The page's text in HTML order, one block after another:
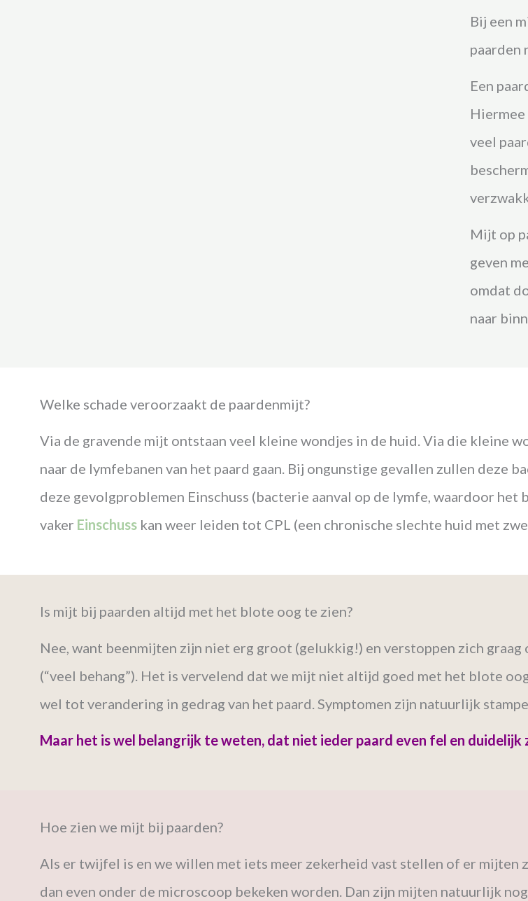
Bij een
paarden
Een
Hiermee
veel
Mijt op
geven
omdat
naar
Welke schade veroorzaakt de paardenmijt?
Via de gravende mijt ontstaan veel kleine wondjes in de huid. Via die kleine
naar de lymfebanen van het paard gaan. Bij ongunstige gevallen zullen deze
deze gevolgproblemen Einschuss (bacterie aanval op de lymfe, waardoor
vaker Einschuss kan weer leiden tot CPL (een chronische slechte huid met
Is mijt bij paarden altijd met het blote oog te zien?
Nee, want beenmijten zijn niet erg groot (gelukkig!) en verstoppen zich
(“veel behang”). Het is vervelend dat we mijt niet altijd goed met het blote
wel tot verandering in gedrag van het paard. Symptomen zijn natuurlijk
Maar het is wel belangrijk te weten, dat niet ieder paard even fel en duidelijk
Hoe zien we mijt bij paarden?
Als er twijfel is en we willen met iets meer zekerheid vast stellen of er
dan even onder de microscoop bekeken worden. Dan zijn mijten natuurlijk